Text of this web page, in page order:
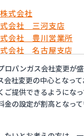
式会社
式会社 三河支店
式会社 豊川営業所
式会社 名古屋支店
式会社 名古屋南営業所
カワ
ス株式会社 安城営
ス株式会社 西三河
ロパンガス会社変更が
会社変更の中心となっ
提供できるようになっ
金の設定が割高となっ